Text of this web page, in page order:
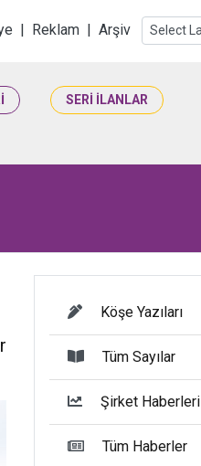
| Reklam | Arşiv
SERİ İLANLAR
Köşe Yazıları
Tüm Sayılar
Şirket Haberleri
Tüm Haberler